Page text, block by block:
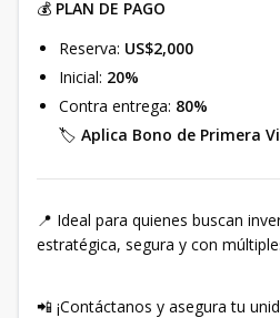
💰 PLAN DE PAGO
Reserva: US$2,000
Inicial: 20%
Contra entrega: 80%
🏷️ Aplica Bono de Primera
📍 Ideal para quienes buscan
estratégica, segura y con
📲 ¡Contáctanos y asegura tu